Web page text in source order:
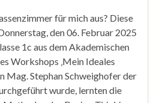
für mich aus? Diese
den 06. Februar 2025
1c aus dem Akademischen
Workshops ‚Mein Ideales
Mag. Stephan Schweighofer der
wurde, lernten die